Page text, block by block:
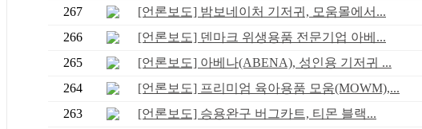
267
[언론보도] 밤보네이처 기저귀, 모움몰에서...
266
[언론보도] 덴마크 위생용품 전문기업 아베...
265
[언론보도] 아베나(ABENA), 성인용 기저귀 ...
264
[언론보도] 프리미엄 육아용품 모움(MOWM),...
263
[언론보도] 승용완구 버그카트, 티몬 블랙...